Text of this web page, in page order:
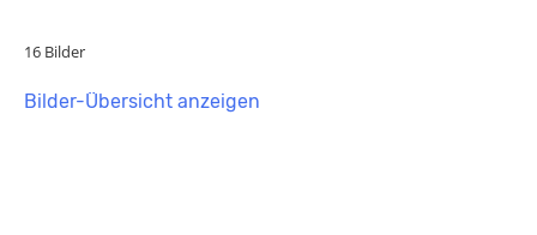
16 Bilder
Bilder-Übersicht anzeigen